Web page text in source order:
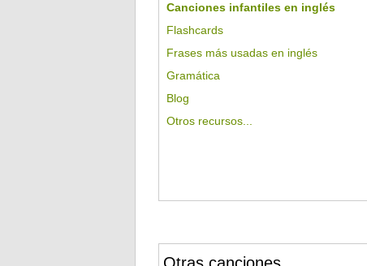
Canciones infantiles en inglés
Flashcards
Frases más usadas en inglés
Gramática
Blog
Otros recursos...